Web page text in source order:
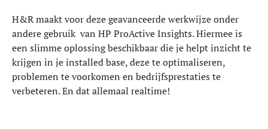
H&R maakt voor deze geavanceerde werkwijze onder
andere gebruik van HP ProActive Insights. Hiermee is
een slimme oplossing beschikbaar die je helpt inzicht te
krijgen in je installed base, deze te optimaliseren,
problemen te voorkomen en bedrijfsprestaties te
verbeteren. En dat allemaal realtime!